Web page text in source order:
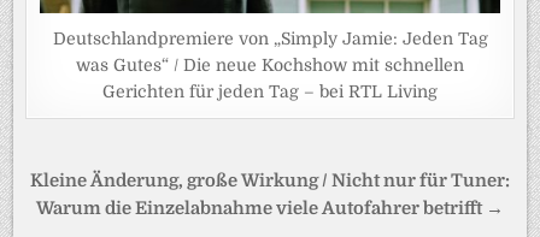
Deutschlandpremiere von „Simply Jamie: Jeden Tag
was Gutes“ / Die neue Kochshow mit schnellen
Gerichten für jeden Tag – bei RTL Living
Beitragsnavigation
Kleine Änderung, große Wirkung / Nicht nur für Tuner:
Warum die Einzelabnahme viele Autofahrer betrifft →